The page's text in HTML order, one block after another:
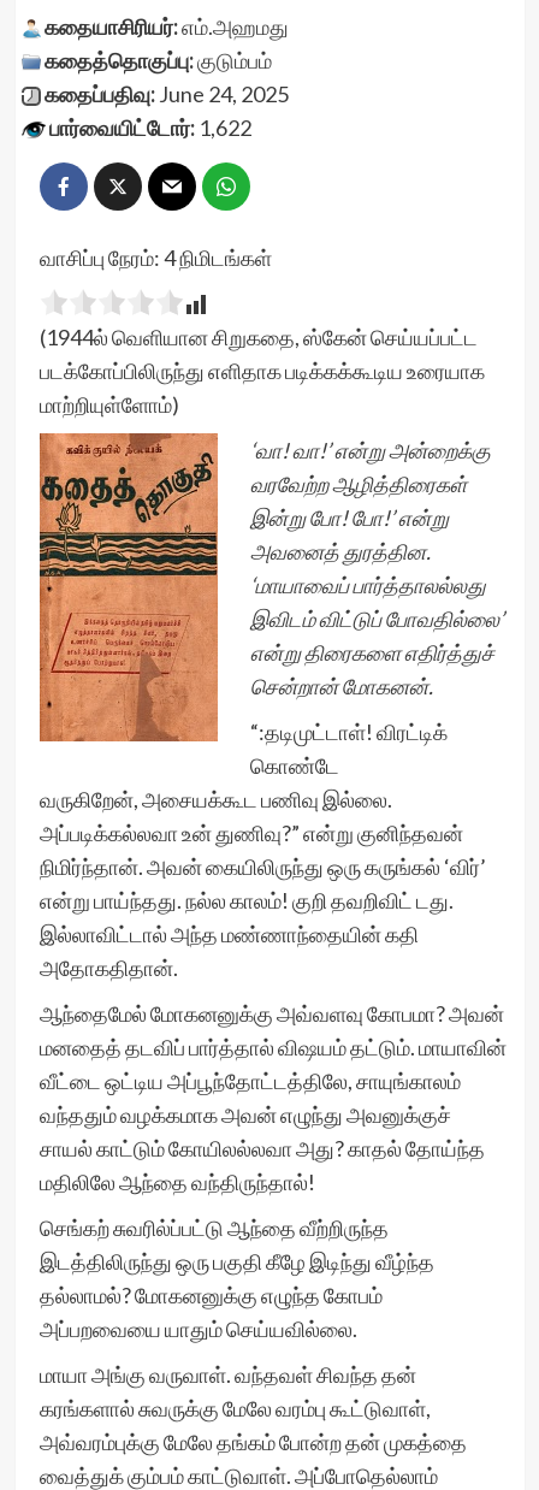
கதையாசிரியர்:எம்.அஹமது
கதைத்தொகுப்பு:குடும்பம்
கதைப்பதிவு:June 24, 2025
பார்வையிட்டோர்:1,622
வாசிப்பு நேரம்:4நிமிடங்கள்
(1944ல் வெளியான சிறுகதை, ஸ்கேன் செய்யப்பட்ட
படக்கோப்பிலிருந்து எளிதாக படிக்கக்கூடிய உரையாக
மாற்றியுள்ளோம்)
‘வா! வா!’ என்று அன்றைக்கு
வரவேற்ற ஆழித்திரைகள்
இன்று போ! போ!’ என்று
அவனைத் துரத்தின.
‘மாயாவைப் பார்த்தாலல்லது
இவிடம் விட்டுப் போவதில்லை’
என்று திரைகளை எதிர்த்துச்
சென்றான் மோகனன்.
“:தடிமுட்டாள்! விரட்டிக்
கொண்டே
வருகிறேன், அசையக்கூட பணிவு இல்லை.
அப்படிக்கல்லவா உன் துணிவு?” என்று குனிந்தவன்
நிமிர்ந்தான். அவன் கையிலிருந்து ஒரு கருங்கல் ‘விர்’
என்று பாய்ந்தது. நல்ல காலம்! குறி தவறிவிட் டது.
இல்லாவிட்டால் அந்த மண்ணாந்தையின் கதி
அதோகதிதான்.
ஆந்தைமேல் மோகனனுக்கு அவ்வளவு கோபமா? அவன்
மனதைத் தடவிப் பார்த்தால் விஷயம் தட்டும். மாயாவின்
வீட்டை ஒட்டிய அப்பூந்தோட்டத்திலே, சாயுங்காலம்
வந்ததும் வழக்கமாக அவன் எழுந்து அவனுக்குச்
சாயல் காட்டும் கோயிலல்லவா அது? காதல் தோய்ந்த
மதிலிலே ஆந்தை வந்திருந்தால்!
செங்கற் சுவரில்ப்பட்டு ஆந்தை வீற்றிருந்த
இடத்திலிருந்து ஒரு பகுதி கீழே இடிந்து வீழ்ந்த
தல்லாமல்? மோகனனுக்கு எழுந்த கோபம்
அப்பறவையை யாதும் செய்யவில்லை.
மாயா அங்கு வருவாள். வந்தவள் சிவந்த தன்
கரங்களால் சுவருக்கு மேலே வரம்பு கூட்டுவாள்,
அவ்வரம்புக்கு மேலே தங்கம் போன்ற தன் முகத்தை
வைத்துக் கும்பம் காட்டுவாள். அப்போதெல்லாம்